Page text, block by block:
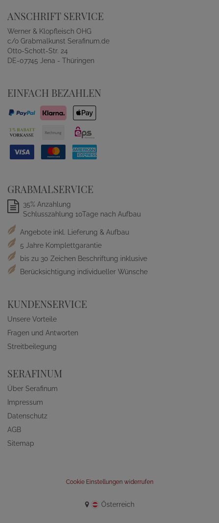
ANSCHRIFT SERVICE
Werner & Klopfleisch OHG
c/o Grabmalkunst Serafinum.de
Otto-Schott-Str. 24
DE-07745 Jena - Thüringen
EINFACH BEZAHLEN
GRABMALSERVICE
35% Anzahlung
Schlusszahlung 10Tage nach Aufbau
Angebote inkl. Lieferung & Aufbau
5 Jahre Komplettgarantie
bis zu 30 Zeichen Beschriftung inklusive
Berücksichtigung individueller Wünsche
KUNDENSERVICE
Unsere Vorteile
Fragen und Antworten
Streitbeilegung
SERAFINUM
Über Serafinum
Impressum
Datenschutz
AGB
Sitemap
Cookie Einstellungen widerrufen
Österreich